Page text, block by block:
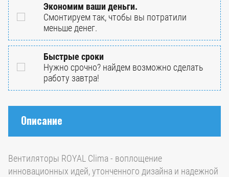
Экономим ваши деньги.
Смонтируем так, чтобы вы потратили
меньше денег.
Быстрые сроки
Нужно срочно? найдем возможно сделать
работу завтра!
Описание
Вентиляторы ROYAL Clima - воплощение
инновационных идей, утонченного дизайна и надежной